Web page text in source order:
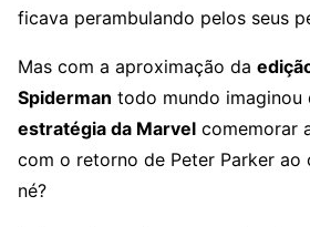
ficava perambulando pelos seus
Mas com a aproximação da
Spiderman todo mundo imaginou
estratégia da Marvel comemorar
com o retorno de Peter Parker ao
né?